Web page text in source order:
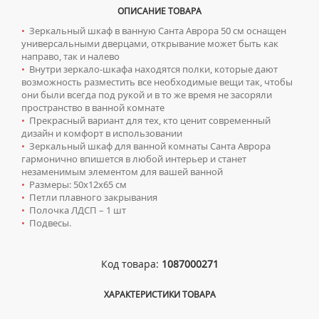
ОПИСАНИЕ ТОВАРА
• Зеркальный шкаф в ванную Санта Аврора 50 см оснащен
универсальными дверцами, открывание может быть как
направо, так и налево
• Внутри зеркало-шкафа находятся полки, которые дают
возможность разместить все необходимые вещи так, чтобы
они были всегда под рукой и в то же время не засоряли
пространство в ванной комнате
• Прекрасный вариант для тех, кто ценит современный
дизайн и комфорт в использовании
• Зеркальный шкаф для ванной комнаты Санта Аврора
гармонично впишется в любой интерьер и станет
незаменимым элементом для вашей ванной
• Размеры: 50х12х65 см
• Петли плавного закрывания
• Полочка ЛДСП – 1 шт
• Подвесы.
Код товара: 1087000271
ХАРАКТЕРИСТИКИ ТОВАРА
ТУМБЫ С УМЫВАЛЬНИКОМ НАПОЛЬНЫЕ
ТУМБЫ С УМЫВАЛЬНИКОМ ПОДВЕСНЫЕ
ШКАФЫ НАВЕСНЫЕ
Мойки для кухни
ГРАНИТНЫЕ МОЙКИ
КВАРЦЕВЫЕ МОЙКИ
МОЙКИ ДЛЯ ПОДСТОЛЬНОГО МОНТАЖА
МОЙКИ ИЗ ИСКУССТВЕННОГО КАМНЯ
МОЙКИ ИЗ НЕРЖАВЕЮЩЕЙ СТАЛИ
МРАМОРНЫЕ МОЙКИ
СИФОНЫ ДЛЯ КУХОННЫХ МОЕК
Писсуары
ДЛЯ МУЖЧИН
СИФОНЫ ДЛЯ ПИССУАРОВ
СМЫВНЫЕ УСТРОЙСТВА ДЛЯ ПИССУАРОВ
Полотенцесушители
ЭЛЕКТРИЧЕСКИЕ ПОЛОТЕНЦЕСУШИТЕЛИ
КОМПЛЕКТУЮЩИЕ ДЛЯ ПОЛОТЕНЦЕСУШИТЕЛЕЙ
Радиаторы отопления
АЛЮМИНИЕВЫЕ РАДИАТОРЫ
БИМЕТАЛЛИЧЕСКИЕ РАДИАТОРЫ
КОМПЛЕКТУЮЩИЕ ДЛЯ РАДИАТОРОВ
Ревизионные люки
ЛЮКИ ПОД ПЛИТКУ
НАПОЛЬНЫЕ ЛЮКИ
Сантехника для МГН
ПОРУЧНИ ДЛЯ МГН
СМЕСИТЕЛИ ДЛЯ МГН
СМЕСИТЕЛИ ДЛЯ БИДЕ
СМЕСИТЕЛИ ДЛЯ ВАННЫ
ДЛЯ ДУШЕВЫХ ПОДДОНОВ
Сушилки для рук